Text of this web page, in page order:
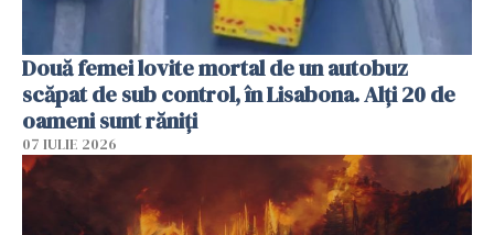
Două femei lovite mortal de un autobuz
scăpat de sub control, în Lisabona. Alți 20 de
oameni sunt răniți
07 IULIE 2026